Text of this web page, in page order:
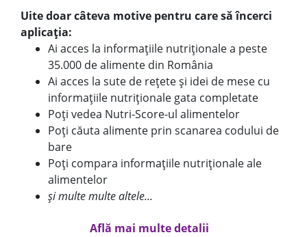
Uite doar câteva motive pentru care să încerci
aplicația:
Ai acces la informațiile nutriționale a peste
35.000 de alimente din România
Ai acces la sute de rețete și idei de mese cu
informațiile nutriționale gata completate
Poți vedea Nutri-Score-ul alimentelor
Poți căuta alimente prin scanarea codului de
bare
Poți compara informațiile nutriționale ale
alimentelor
și multe multe altele...
Află mai multe detalii